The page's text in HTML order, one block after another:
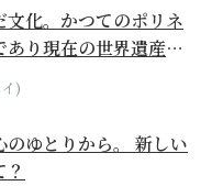
文化。かつてのポリネ
あり現在の世界遺産か
)
のゆとりから。 新しい